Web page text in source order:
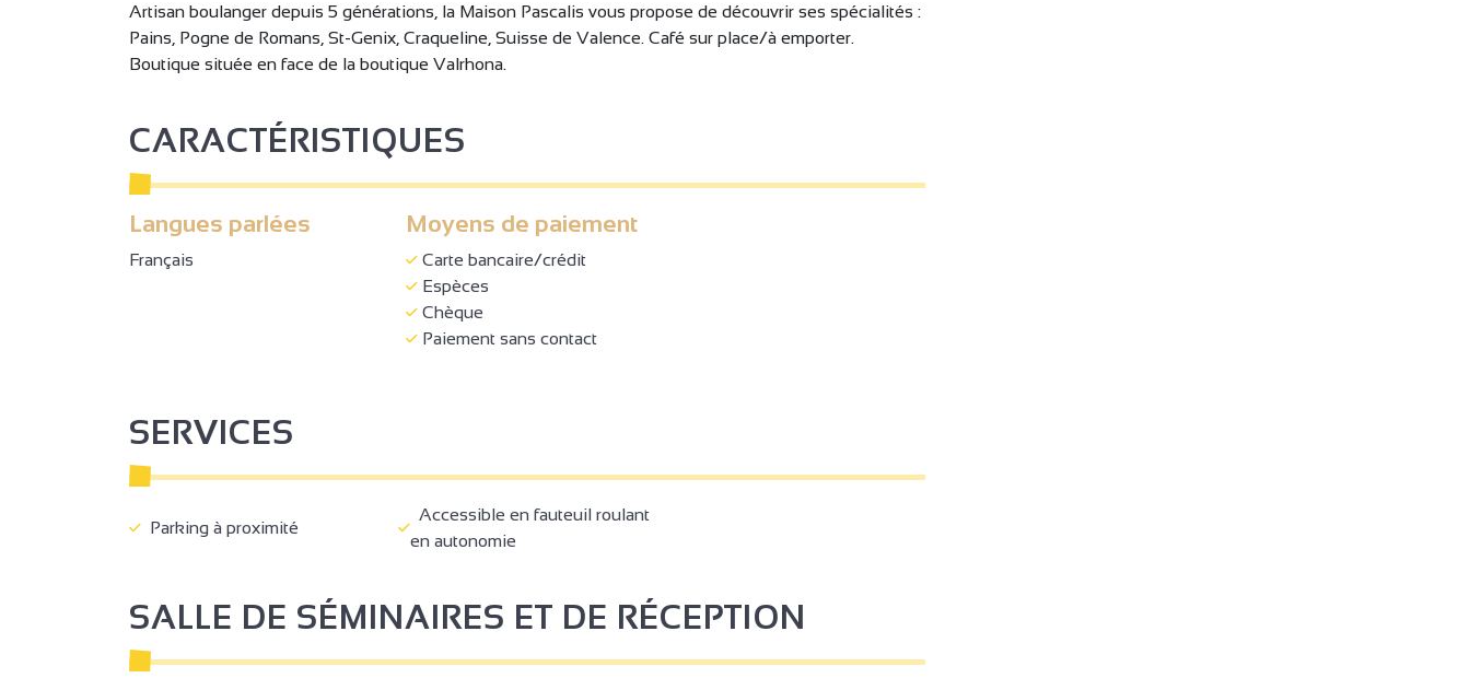
Artisan boulanger depuis 5 générations, la Maison Pascalis vous propose de découvrir ses spécialités :
Pains, Pogne de Romans, St-Genix, Craqueline, Suisse de Valence. Café sur place/à emporter.
Boutique située en face de la boutique Valrhona.
CARACTÉRISTIQUES
Langues parlées
Français
Moyens de paiement
Carte bancaire/crédit
Espèces
Chèque
Paiement sans contact
SERVICES
Parking à proximité
Accessible en fauteuil roulant
en autonomie
SALLE DE SÉMINAIRES ET DE RÉCEPTION
4
2